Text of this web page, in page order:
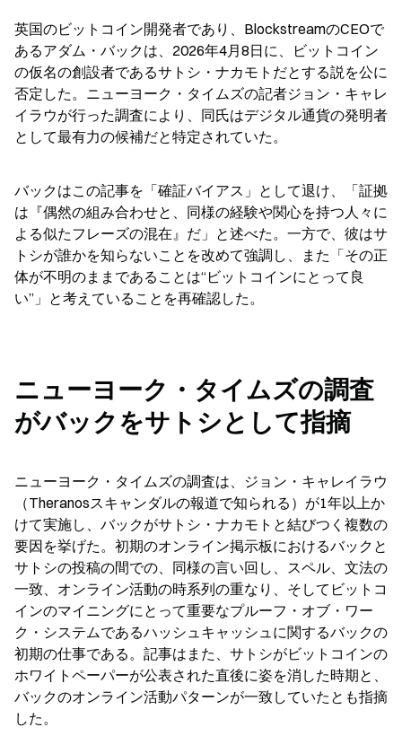
英国のビットコイン開発者であり、BlockstreamのCEOで
あるアダム・バックは、2026年4月8日に、ビットコイン
の仮名の創設者であるサトシ・ナカモトだとする説を公に
否定した。ニューヨーク・タイムズの記者ジョン・キャレ
イラウが行った調査により、同氏はデジタル通貨の発明者
として最有力の候補だと特定されていた。
バックはこの記事を「確証バイアス」として退け、「証拠
は『偶然の組み合わせと、同様の経験や関心を持つ人々に
よる似たフレーズの混在』だ」と述べた。一方で、彼はサ
トシが誰かを知らないことを改めて強調し、また「その正
体が不明のままであることは“ビットコインにとって良
い”」と考えていることを再確認した。
ニューヨーク・タイムズの調査
がバックをサトシとして指摘
ニューヨーク・タイムズの調査は、ジョン・キャレイラウ
（Theranosスキャンダルの報道で知られる）が1年以上か
けて実施し、バックがサトシ・ナカモトと結びつく複数の
要因を挙げた。初期のオンライン掲示板におけるバックと
サトシの投稿の間での、同様の言い回し、スペル、文法の
一致、オンライン活動の時系列の重なり、そしてビットコ
インのマイニングにとって重要なプルーフ・オブ・ワー
ク・システムであるハッシュキャッシュに関するバックの
初期の仕事である。記事はまた、サトシがビットコインの
ホワイトペーパーが公表された直後に姿を消した時期と、
バックのオンライン活動パターンが一致していたとも指摘
した。